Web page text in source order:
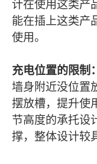
计在使用这类产
能在插上这类产
使用。
充电位置的限制：
墙身附近没位置
摆放槽，提升使
节高度的承托设
撑，整体设计较